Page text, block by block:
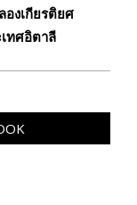
งเกียรติยศ
ทศอิตาลี